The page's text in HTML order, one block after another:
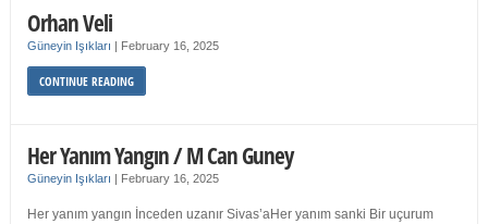
Orhan Veli
Güneyin Işıkları | February 16, 2025
CONTINUE READING
Her Yanım Yangın / M Can Guney
Güneyin Işıkları | February 16, 2025
Her yanım yangın İnceden uzanır Sivas’aHer yanım sanki Bir uçurum